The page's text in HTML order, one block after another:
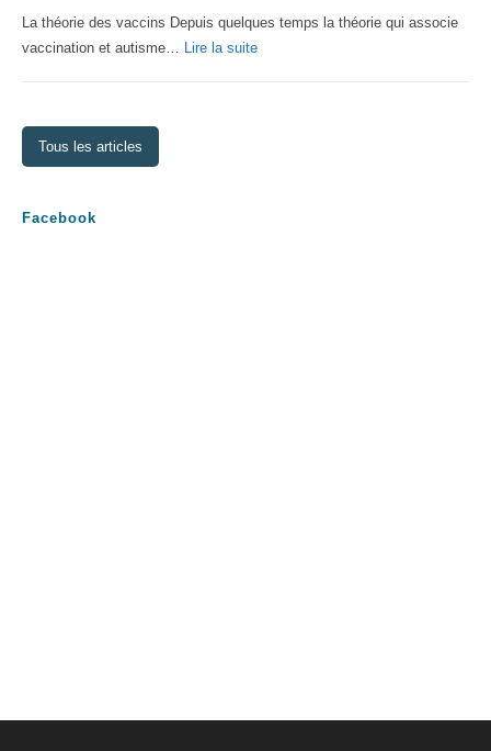
La théorie des vaccins Depuis quelques temps la théorie qui associe
vaccination et autisme… Lire la suite:
Tous les articles
Facebook